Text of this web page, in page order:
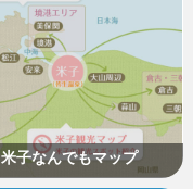
米子なんでもマップ